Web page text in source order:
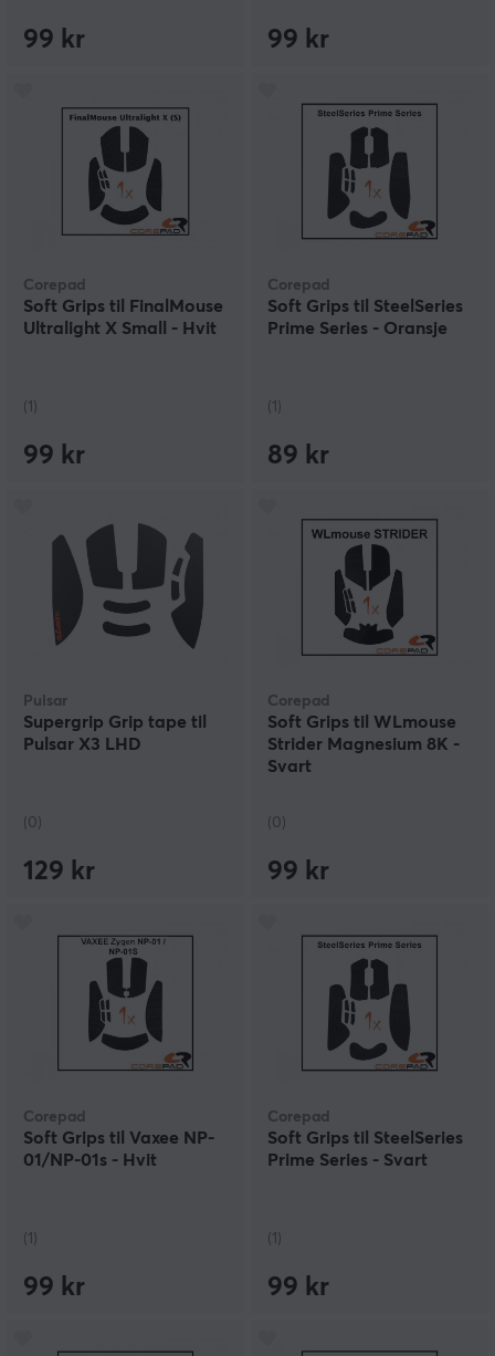
99 kr 99 kr
Corepad
Soft Grips til FinalMouse
Ultralight X Small - Hvit
(1)
99 kr
Corepad
Soft Grips til SteelSeries
Prime Series - Oransje
(1)
89 kr
Pulsar
Supergrip Grip tape til
Pulsar X3 LHD
(0)
129 kr
Corepad
Soft Grips til WLmouse
Strider Magnesium 8K -
Svart
(0)
99 kr
Corepad
Soft Grips til Vaxee NP-
01/NP-01s - Hvit
(1)
99 kr
Corepad
Soft Grips til SteelSeries
Prime Series - Svart
(1)
99 kr